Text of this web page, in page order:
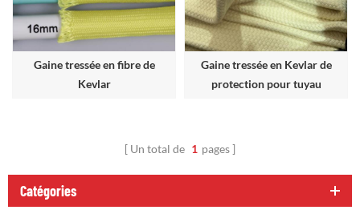
Gaine tressée en fibre de
Kevlar
Gaine tressée en Kevlar de
protection pour tuyau
Un total de 1 pages
Catégories